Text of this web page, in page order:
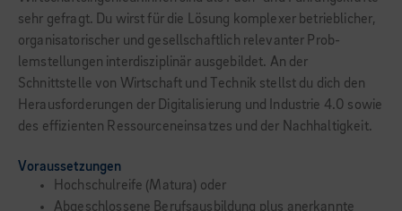
sehr gefragt. Du wirst für die Lösung komplexer betrieblicher,
organisa­torischer und gesellschaftlich relevanter Prob­
lemstellungen interdisziplinär ausgebildet. An der
Schnittstelle von Wirtschaft und Technik stellst du dich den
Herausforderungen der Digitalisierung und Industrie 4.0 sowie
des effizienten Ressourceneinsatzes und der Nachhaltigkeit.
Voraussetzungen
Hochschulreife (Matura) oder
Abgeschlossene Berufsausbildung plus anerkannte